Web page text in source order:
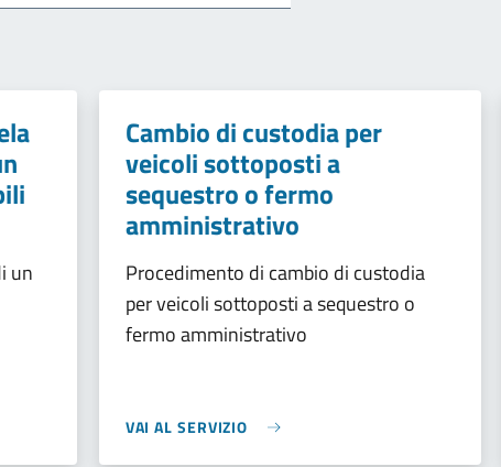
un
Cambio di custodia per
veicoli sottoposti a
sequestro o fermo
amministrativo
Procedimento di cambio di custodia
per veicoli sottoposti a sequestro o
fermo amministrativo
VAI AL SERVIZIO